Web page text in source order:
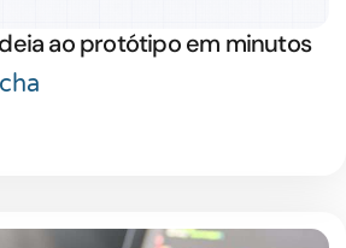
ao protótipo em minutos